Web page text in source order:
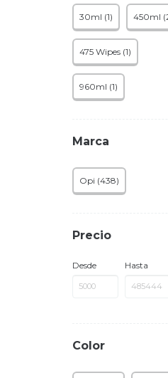
30ml (1) 450ml
475 Wipes (1)
960ml (1)
Marca
Opi (438)
Precio
Desde Hasta
Color